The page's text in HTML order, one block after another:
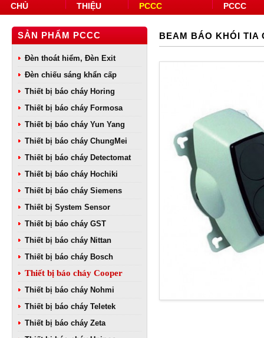
CHỦ
THIỆU
PCCC
PCCC
SẢN PHẨM PCCC
Đèn thoát hiểm, Đèn Exit
Đèn chiếu sáng khẩn cấp
Thiết bị báo cháy Horing
Thiết bị báo cháy Formosa
Thiết bị báo cháy Yun Yang
Thiết bị báo cháy ChungMei
Thiết bị báo cháy Detectomat
Thiết bị báo cháy Hochiki
Thiết bị báo cháy Siemens
Thiết bị System Sensor
Thiết bị báo cháy GST
Thiết bị báo cháy Nittan
Thiết bị báo cháy Bosch
Thiết bị báo cháy Cooper
Thiết bị báo cháy Nohmi
Thiết bị báo cháy Teletek
Thiết bị báo cháy Zeta
BEAM BÁO KHÓI TIA